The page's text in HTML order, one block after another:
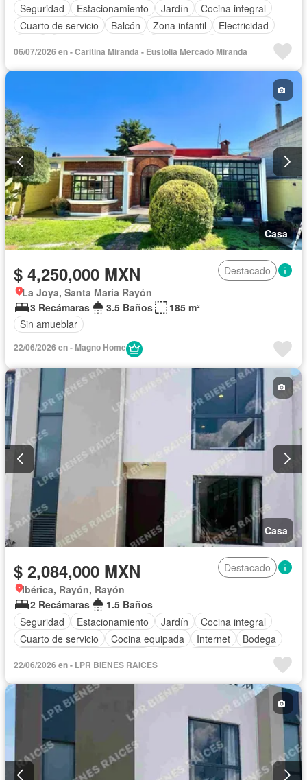
Seguridad
Estacionamiento Jardín
Cocina integral
Cuarto de servicio
Balcón Zona infantil
Electricidad
06/07/2026 en - Caritina Miranda - Eustolia Mercado Miranda
Casa
$ 4,250,000 MXN
Destacado
La Joya, Santa María Rayón
3 Recámaras
3.5 Baños
185 m²
Sin amueblar
22/06/2026 en - Magno Home
Casa
$ 2,084,000 MXN
Destacado
Ibérica, Rayón, Rayón
2 Recámaras
1.5 Baños
Seguridad
Estacionamiento Jardín
Cocina integral
Cuarto de servicio
Cocina equipada Internet
Bodega
Televisión por cable
Asador
Vista panorámica
Recámara con closet
Caseta de vigilancia
Wifi
Permite mascotas
Permite niños
Solo familias Sin amueblar
22/06/2026 en - LPR BIENES RAICES